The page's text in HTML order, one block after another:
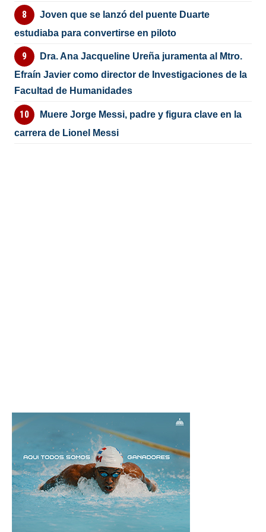
Joven que se lanzó del puente Duarte
estudiaba para convertirse en piloto
Dra. Ana Jacqueline Ureña juramenta al Mtro.
Efraín Javier como director de Investigaciones de la
Facultad de Humanidades
Muere Jorge Messi, padre y figura clave en la
carrera de Lionel Messi